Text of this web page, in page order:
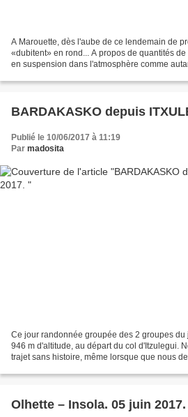
A Marouette, dès l'aube de ce lendemain de
«dubitent» en rond... A propos de quantités
en suspension dans l'atmosphère comme
Publié le 10/06/2017 à 11:19
Par madosita
Ce jour randonnée groupée des 2 groupes
946 m d'altitude, au départ du col d'Itzulegui.
trajet sans histoire, même lorsque que nous
Olhette – Insola. 05 juin 2017.